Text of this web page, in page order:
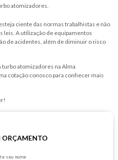
atomizadores.
ciente das normas trabalhistas e não
leis. A utilização de equipamentos
de acidentes, além de diminuir o risco
turbo atomizadores na Alma
cotação conosco para conhecer mais
ORÇAMENTO
seu nome